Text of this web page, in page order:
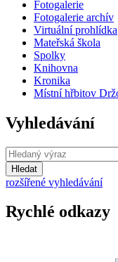
Fotogalerie
Fotogalerie archív
Virtuální prohlídka
Mateřská škola
Spolky
Knihovna
Kronika
Místní hřbitov
Vyhledávání
Hledat
rozšířené vyhledávání
Rychlé odkazy